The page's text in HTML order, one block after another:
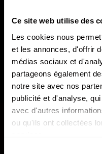
Ce site web utilise des
Les cookies nous
et les annonces, d'offrir
médias sociaux et
partageons également
notre site avec nos
publicité et d'analyse,
avec d'autres
ou qu'ils ont collectées
GOUPILE
AFTERMOVIE